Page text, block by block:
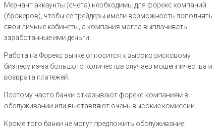
Мерчант аккаунты (счета) необходимы для форекс компаний
(брокеров), чтобы ее трейдеры имели возможность пополнять
свои личные кабинеты, а компания могла выплачивать
заработанные ими деньги.
Работа на Форекс рынке относится к высоко рисковому
бизнесу из-за большого количества случаев мошенничества и
возврата платежей.
Поэтому часто банки отказывают форекс компаниям в
обслуживании или выставляют очень высокие комиссии.
Кроме того банки не могут предложить обслуживание